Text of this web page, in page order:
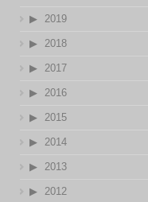
2019
2018
2017
2016
2015
2014
2013
2012